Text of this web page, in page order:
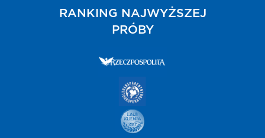
RANKING NAJWYŻSZEJ
PRÓBY